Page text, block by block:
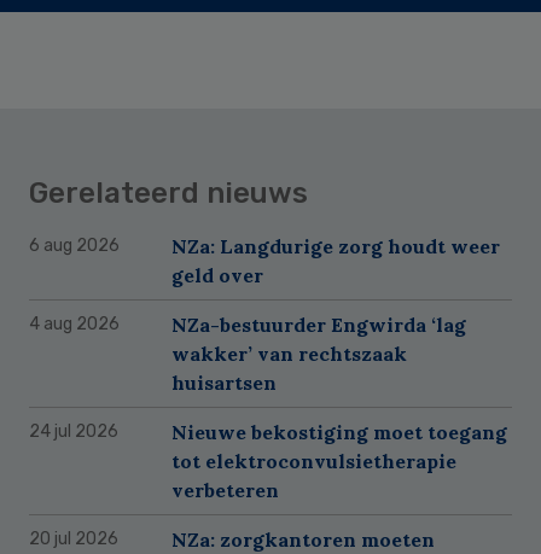
Gerelateerd nieuws
6 aug 2026
NZa: Langdurige zorg houdt weer
geld over
4 aug 2026
NZa-bestuurder Engwirda ‘lag
wakker’ van rechtszaak
huisartsen
24 jul 2026
Nieuwe bekostiging moet toegang
tot elektroconvulsietherapie
verbeteren
20 jul 2026
NZa: zorgkantoren moeten